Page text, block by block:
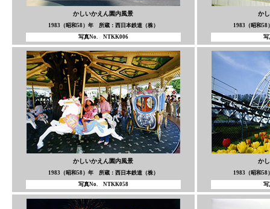
かしいかえん園内風景
1983（昭和58）年 所蔵：西日本鉄道（株）
写真No. NTKK006
か
1983（昭和
かしいかえん園内風景
1983（昭和58）年 所蔵：西日本鉄道（株）
写真No. NTKK058
か
1983（昭和